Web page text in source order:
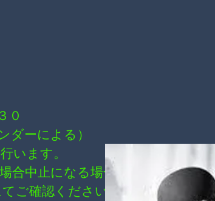
０
ダーによる）
います。
合中止になる場合が
ご確認ください。